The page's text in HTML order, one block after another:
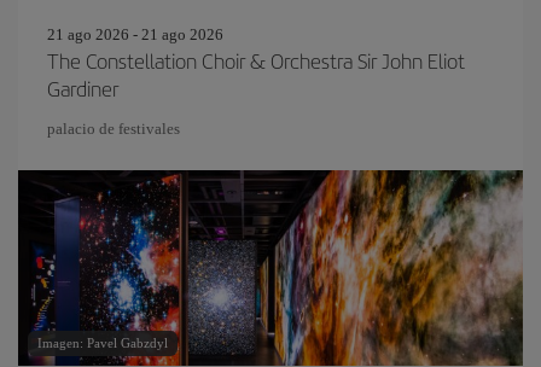
21 ago 2026 - 21 ago 2026
The Constellation Choir & Orchestra Sir John Eliot
Gardiner
palacio de festivales
Imagen: Pavel Gabzdyl